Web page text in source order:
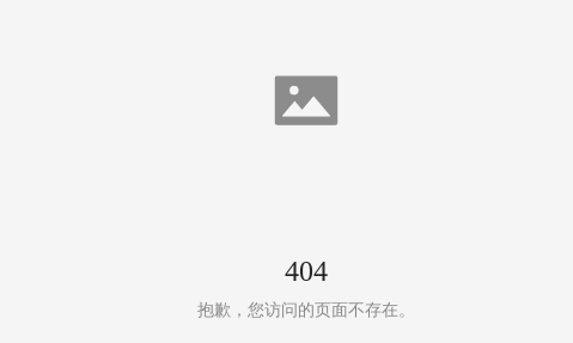
404
抱歉，您访问的页面不存在。